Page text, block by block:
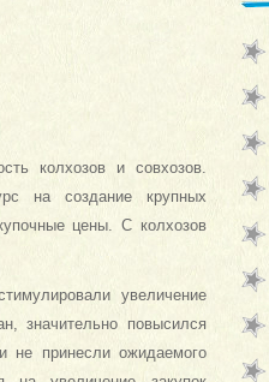
колхозов и совхозов.
на создание крупных
цены. С колхозов
увеличение
значительно повысился
не принесли ожидаемого